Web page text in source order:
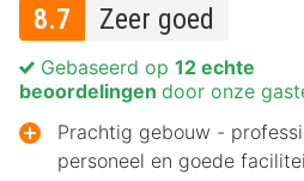
8.7 Zeer goed
Gebaseerd op 12 echte
beoordelingen door onze
Prachtig gebouw -
personeel en goede